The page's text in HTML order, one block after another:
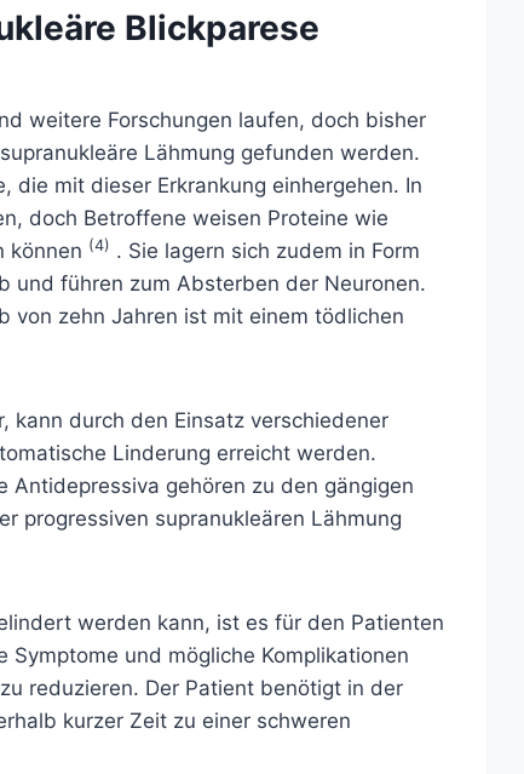
Blickparese
weitere Forschungen laufen, doch bisher
Lähmung gefunden werden.
die mit dieser Erkrankung einhergehen. In
doch Betroffene weisen Proteine ​​wie
können (4) . Sie lagern sich zudem in Form
und führen zum Absterben der Neuronen.
von zehn Jahren ist mit einem tödlichen
kann durch den Einsatz verschiedener
Linderung erreicht werden.
Antidepressiva gehören zu den gängigen
progressiven supranukleären Lähmung
werden kann, ist es für den Patienten
und mögliche Komplikationen
reduzieren. Der Patient benötigt in der
kurzer Zeit zu einer schweren